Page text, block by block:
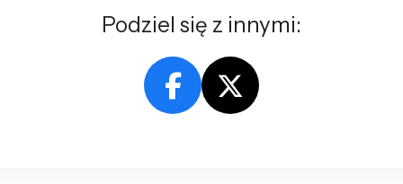
Podziel się z innymi: